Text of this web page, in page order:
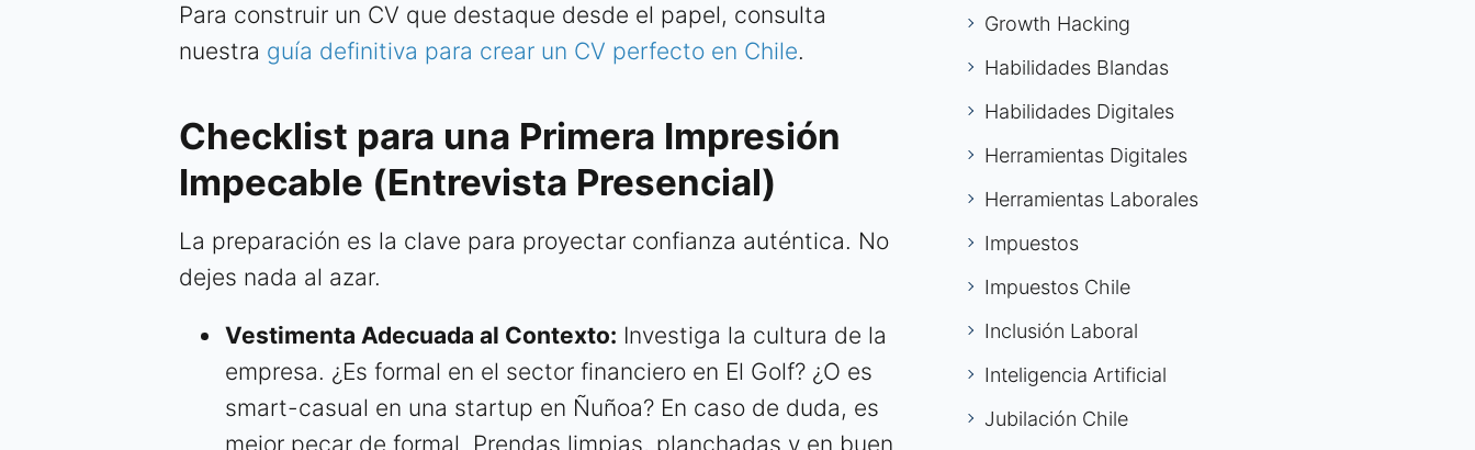
Para construir un CV que destaque desde el papel, consulta
nuestra guía definitiva para crear un CV perfecto en Chile.
Checklist para una Primera Impresión
Impecable (Entrevista Presencial)
La preparación es la clave para proyectar confianza auténtica. No
dejes nada al azar.
Vestimenta Adecuada al Contexto: Investiga la cultura de la
empresa. ¿Es formal en el sector financiero en El Golf? ¿O es
smart-casual en una startup en Ñuñoa? En caso de duda, es
mejor pecar de formal. Prendas limpias, planchadas y en buen
Growth Hacking
Habilidades Blandas
Habilidades Digitales
Herramientas Digitales
Herramientas Laborales
Impuestos
Impuestos Chile
Inclusión Laboral
Inteligencia Artificial
Jubilación Chile